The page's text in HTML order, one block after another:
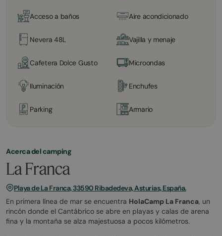
Acceso a baños Aire acondicionado
Nevera 48L Vajilla y menaje
Cafetera Dolce Gusto Microondas
Iluminación Enchufes
Parking Armario
Acerca del camping
La Franca
Playa de La Franca, 33590 Ribadedeva, Asturias, España.
En primera línea de mar se encuentra HolaCamp La Franca, un
rincón donde el Cantábrico se abre en playas y calas de arena
fina y la montaña se alza majestuosa a pocos kilómetros.